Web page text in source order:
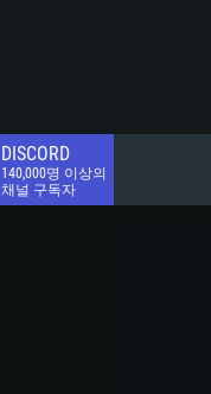
DISCORD
140,000명 이상의
채널 구독자